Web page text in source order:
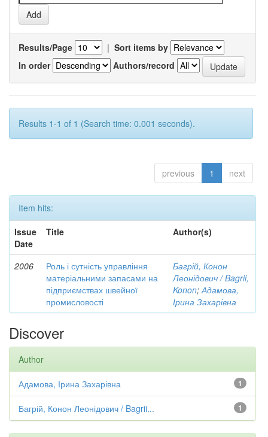
Results/Page | Sort items by
In order
Authors/record
Results 1-1 of 1 (Search time: 0.001 seconds).
previous 1 next
Item hits:
Issue
Date
Title Author(s)
2006
Роль і сутність управління
матеріальними запасами на
підприємствах швейної
промисловості
Багрій, Конон
Леонідович / Bagrii,
Konon;Адамова,
Ірина Захарівна
Discover
Author
1
Адамова, Ірина Захарівна
1
Багрій, Конон Леонідович / Bagrii...